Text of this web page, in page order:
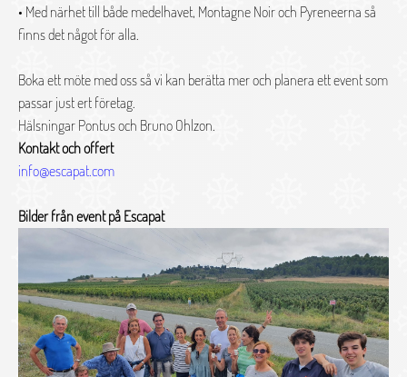
• Med närhet till både medelhavet, Montagne Noir och Pyreneerna så
finns det något för alla.
Boka ett möte med oss så vi kan berätta mer och planera ett event som
passar just ert företag.
Hälsningar Pontus och Bruno Ohlzon.
Kontakt och offert
info@escapat.com
Bilder från event på Escapat